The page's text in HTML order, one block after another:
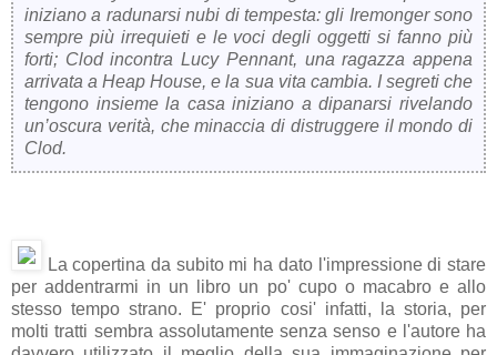
iniziano a radunarsi nubi di tempesta: gli Iremonger sono
sempre più irrequieti e le voci degli oggetti si fanno più
forti; Clod incontra Lucy Pennant, una ragazza appena
arrivata a Heap House, e la sua vita cambia. I segreti che
tengono insieme la casa iniziano a dipanarsi rivelando
un’oscura verità, che minaccia di distruggere il mondo di
Clod.
La copertina da subito mi ha dato l'impressione di stare
per addentrarmi in un libro un po' cupo o macabro e allo
stesso tempo strano. E' proprio cosi' infatti, la storia, per
molti tratti sembra assolutamente senza senso e l'autore ha